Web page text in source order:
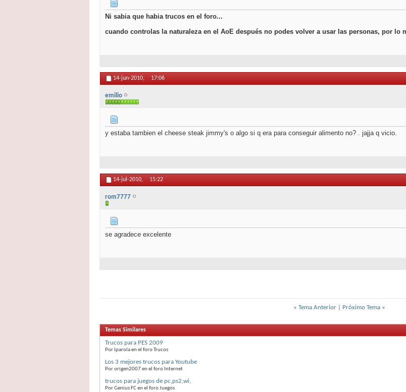
Ni sabia que habia trucos en el foro...
cuando controlas la naturaleza en el AoE después no podes volver a usar las personas, por lo
14-jun-2010, 17:06
emilio
y estaba tambien el cheese steak jimmy's o algo si q era para conseguir alimento no? . jajja q vicio.
14-jul-2010, 15:22
rom7777
se agradece excelente
« Tema Anterior Próximo Tema »
Temas Similares
Trucos para PES 2009
Por lparola en el foro Trucos
Los 3 mejores trucos para Youtube
Por origen2007 en el foro Internet
trucos para juegos de pc,ps2,wi,
Por Genius FC en el foro Juegos